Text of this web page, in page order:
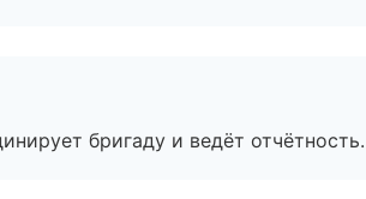
бригаду и ведёт отчётность.